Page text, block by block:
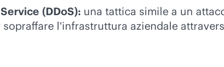
(DDoS): una tattica simile a un
l'infrastruttura aziendale